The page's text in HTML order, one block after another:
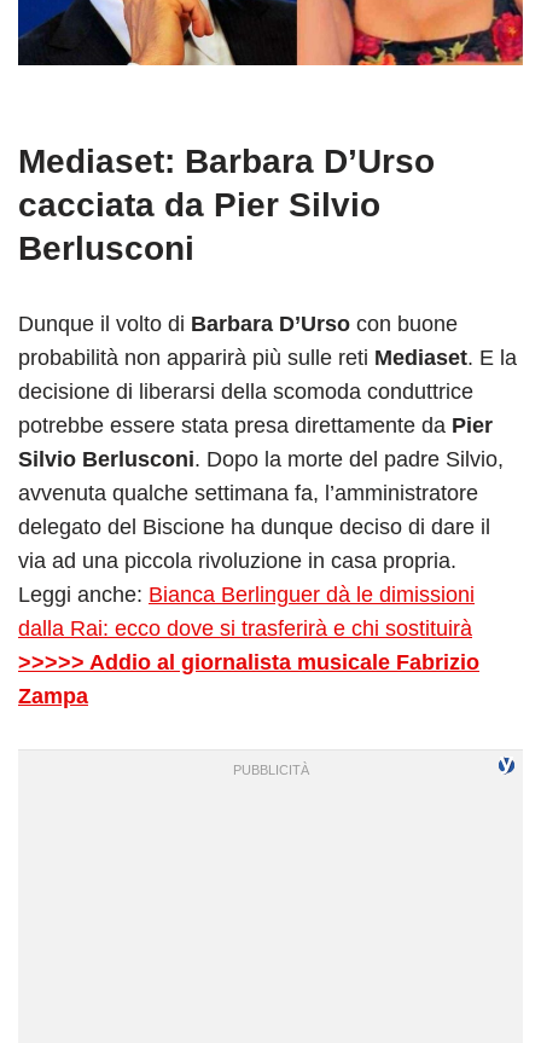
Mediaset: Barbara D’Urso
cacciata da Pier Silvio
Berlusconi
Dunque il volto di Barbara D’Urso con buone
probabilità non apparirà più sulle reti Mediaset. E la
decisione di liberarsi della scomoda conduttrice
potrebbe essere stata presa direttamente da Pier
Silvio Berlusconi. Dopo la morte del padre Silvio,
avvenuta qualche settimana fa, l’amministratore
delegato del Biscione ha dunque deciso di dare il
via ad una piccola rivoluzione in casa propria.
Leggi anche: Bianca Berlinguer dà le dimissioni
dalla Rai: ecco dove si trasferirà e chi sostituirà
>>>>> Addio al giornalista musicale Fabrizio
Zampa